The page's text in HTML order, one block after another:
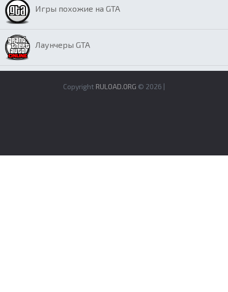
Игры похожие на GTA
Лаунчеры GTA
Copyright RULOAD.ORG © 2026 |